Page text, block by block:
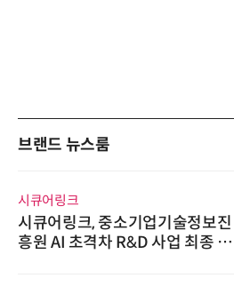
브랜드 뉴스룸
시큐어링크
시큐어링크, 중소기업기술정보진
흥원 AI 초격차 R&D 사업 최종 선